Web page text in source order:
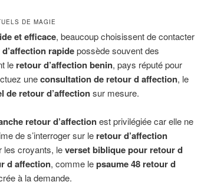
DE MAGIE
et efficace, beaucoup choisissent de contacter
rapidepossède souvent des
le retour d’affection benin, pays réputé pour
uneconsultation de retour d affection, le
de retour d’affectionsur mesure.
retour d’affectionest privilégiée car elle ne
de s’interroger sur le retour d’affection
les croyants, leverset biblique pour retour d
d affection, comme lepsaume 48 retour d
à la demande.